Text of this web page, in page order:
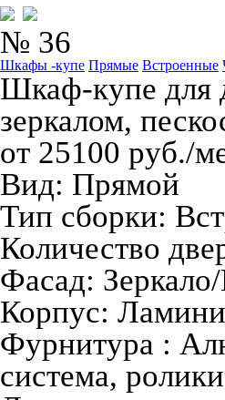
№ 36
Шкафы -купе Прямые Встроенные
Шкаф-купе для
зеркалом,
от 25100 руб./
Вид: Прямой
Тип сборки:
Количество
Фасад:
Корпус:
Фурнитура :
система, ролики